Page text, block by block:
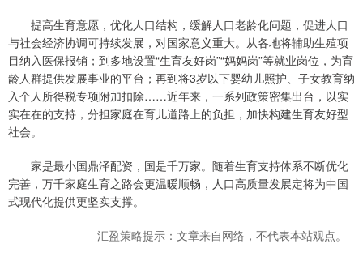
提高生育意愿，优化人口结构，缓解人口老龄化问题，促进人口
与社会经济协调可持续发展，对国家意义重大。从各地将辅助生殖项
目纳入医保报销；到多地设置“生育友好岗”“妈妈岗”等就业岗位，为育
龄人群提供发展事业的平台；再到将3岁以下婴幼儿照护、子女教育纳
入个人所得税专项附加扣除……近年来，一系列政策密集出台，以实
实在在的支持，分担家庭在育儿道路上的负担，加快构建生育友好型
社会。
家是最小国鼎泽配资，国是千万家。随着生育支持体系不断优化
完善，万千家庭生育之路会更温暖顺畅，人口高质量发展定将为中国
式现代化提供更坚实支撑。
汇盈策略提示：文章来自网络，不代表本站观点。